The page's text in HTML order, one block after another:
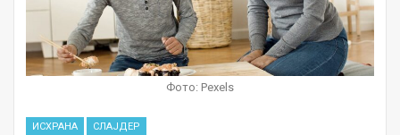
Фото: Pexels
ИСХРАНА СЛАЈДЕР